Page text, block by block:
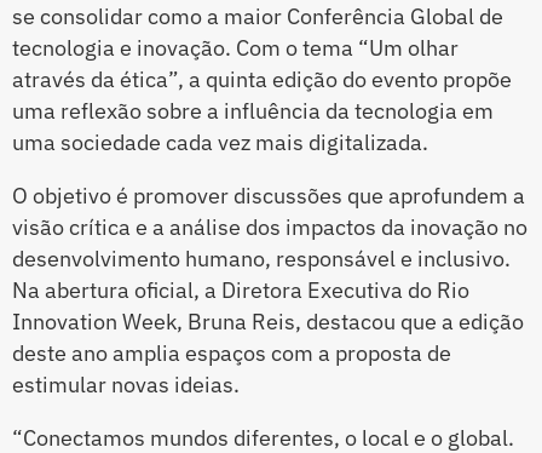
se consolidar como a maior Conferência Global de
tecnologia e inovação. Com o tema “Um olhar
através da ética”, a quinta edição do evento propõe
uma reflexão sobre a influência da tecnologia em
uma sociedade cada vez mais digitalizada.
O objetivo é promover discussões que aprofundem a
visão crítica e a análise dos impactos da inovação no
desenvolvimento humano, responsável e inclusivo.
Na abertura oficial, a Diretora Executiva do Rio
Innovation Week, Bruna Reis, destacou que a edição
deste ano amplia espaços com a proposta de
estimular novas ideias.
“Conectamos mundos diferentes, o local e o global.